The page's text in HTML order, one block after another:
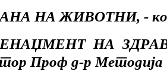
НА ЖИВОТНИ, -
НА
Проф д-р Методија